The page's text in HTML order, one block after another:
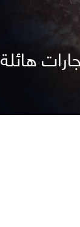
هائلة